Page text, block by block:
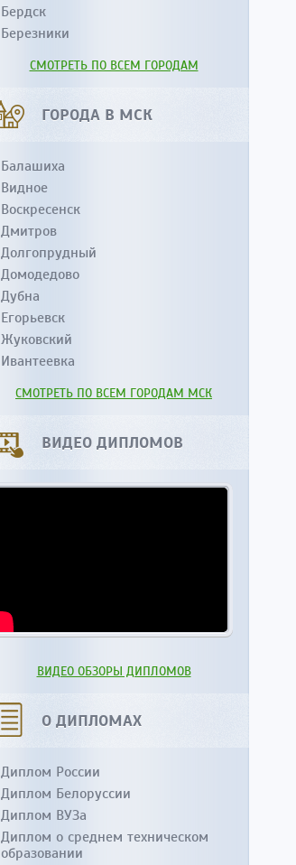
Бердск
Березники
СМОТРЕТЬ ПО ВСЕМ ГОРОДАМ
ГОРОДА В МСК
Балашиха
Видное
Воскресенск
Дмитров
Долгопрудный
Домодедово
Дубна
Егорьевск
Жуковский
Ивантеевка
СМОТРЕТЬ ПО ВСЕМ ГОРОДАМ МСК
ВИДЕО ДИПЛОМОВ
ВИДЕО ОБЗОРЫ ДИПЛОМОВ
О ДИПЛОМАХ
Диплом России
Диплом Белоруссии
Диплом ВУЗа
Диплом о среднем техническом
образовании